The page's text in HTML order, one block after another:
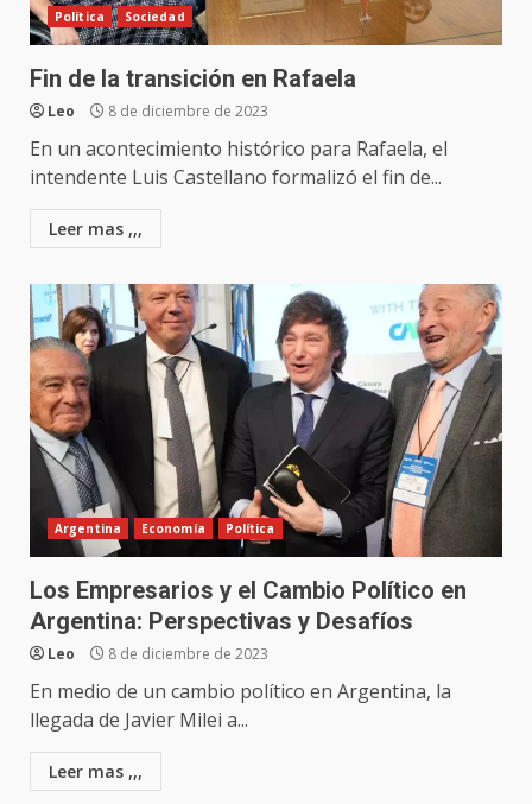
Política Sociedad
Fin de la transición en Rafaela
Leo 8 de diciembre de 2023
En un acontecimiento histórico para Rafaela, el
intendente Luis Castellano formalizó el fin de...
Leer mas ,,,
Argentina Economía Política
Los Empresarios y el Cambio Político en
Argentina: Perspectivas y Desafíos
Leo 8 de diciembre de 2023
En medio de un cambio político en Argentina, la
llegada de Javier Milei a...
Leer mas ,,,